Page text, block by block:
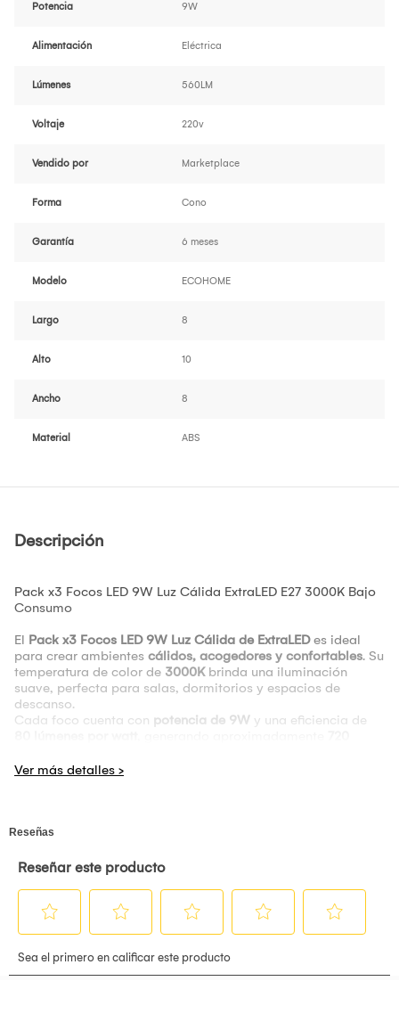
Potencia 9W
Alimentación Eléctrica
Lúmenes 560LM
Voltaje 220v
Vendido por Marketplace
Forma Cono
Garantía 6 meses
Modelo ECOHOME
Largo 8
Alto 10
Ancho 8
Material ABS
Descripción
Pack x3 Focos LED 9W Luz Cálida ExtraLED E27 3000K Bajo
Consumo
El Pack x3 Focos LED 9W Luz Cálida de ExtraLEDes ideal
para crear ambientes cálidos, acogedores y confortables. Su
temperatura de color de 3000Kbrinda una iluminación
suave, perfecta para salas, dormitorios y espacios de
descanso.
Cada foco cuenta con potencia de 9W y una eficiencia de
bajo consumo energético
EnFerramirez
Marca:ExtraLED
Tipo:
Foco LED
Eficiencia:80 lm/W
Flujo luminoso:720 lúmenes aprox. por foco